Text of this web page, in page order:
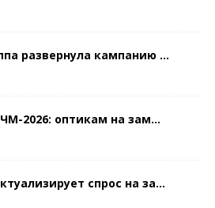
развернула кампанию ...
2026: оптикам на зам...
спрос на за...